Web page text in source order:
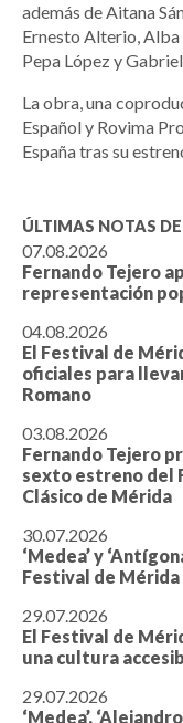
además de Aitana
Ernesto Alterio,
Pepa López y
La obra, una
Español y Rovima
España tras su
ÚLTIMAS NOTAS
07.08.2026
Fernando Tejero
representación
04.08.2026
El Festival de
oficiales para
Romano
03.08.2026
Fernando Tejero
sexto estreno del
Clásico de Mérida
30.07.2026
‘Medea’ y
Festival de
29.07.2026
El Festival de
una cultura
29.07.2026
‘Medea’,